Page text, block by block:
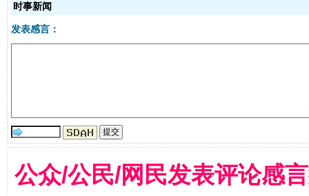
受贿1.44亿！段成刚被判无期 从幼
时事新闻
发表感言：
公众/公民/网民发表评论感